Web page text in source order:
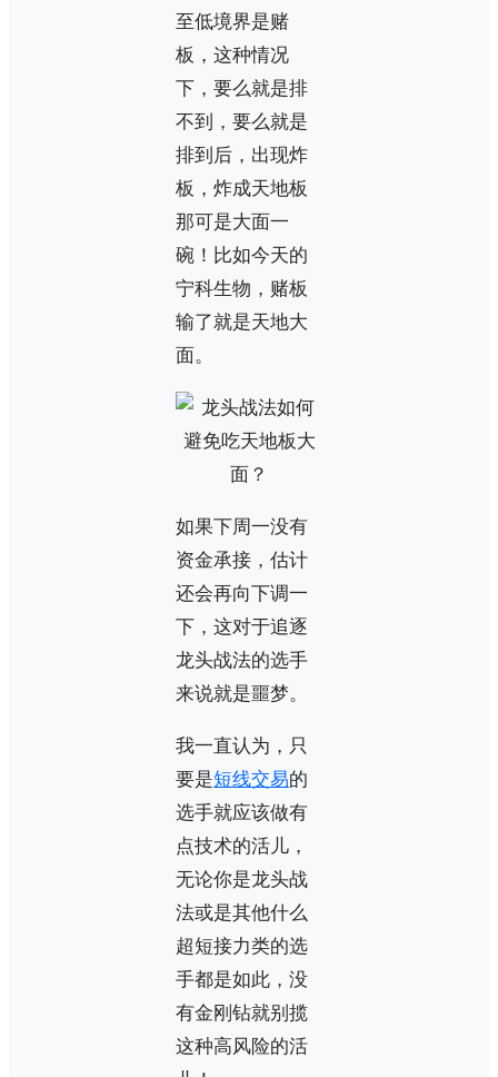
至低境界是赌
板，这种情况
下，要么就是排
不到，要么就是
排到后，出现炸
板，炸成天地板
那可是大面一
碗！比如今天的
宁科生物，赌板
输了就是天地大
面。
如果下周一没有
资金承接，估计
还会再向下调一
下，这对于追逐
龙头战法的选手
来说就是噩梦。
我一直认为，只
要是短线交易的
选手就应该做有
点技术的活儿，
无论你是龙头战
法或是其他什么
超短接力类的选
手都是如此，没
有金刚钻就别揽
这种高风险的活